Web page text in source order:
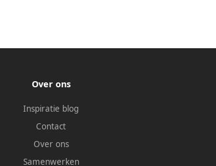
Over ons
Inspiratie blog
Contact
Over ons
Samenwerken